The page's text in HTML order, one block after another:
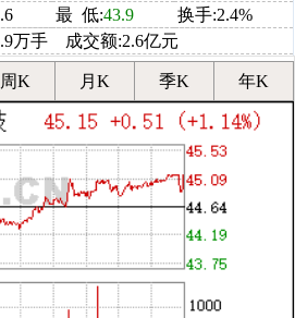
最 低:43.9
换手:2.4%
万手 成交额:2.6亿元
周K 月K 季K 年K